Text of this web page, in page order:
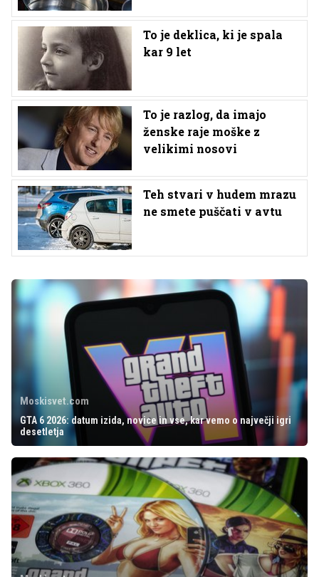
To je deklica, ki je spala
kar 9 let
To je razlog, da imajo
ženske raje moške z
velikimi nosovi
Teh stvari v hudem mrazu
ne smete puščati v avtu
Moskisvet.com
GTA 6 2026: datum izida, novice in vse, kar vemo o največji igri
desetletja